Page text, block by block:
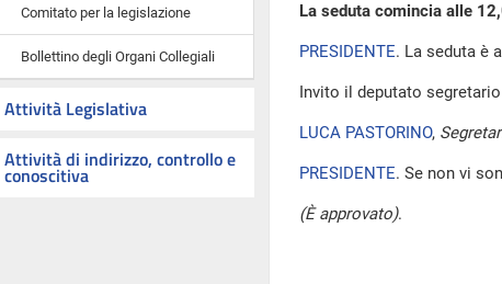
Comitato per la legislazione
Bollettino degli Organi Collegiali
Attività Legislativa
Attività di indirizzo, controllo e
conoscitiva
La seduta comincia alle
PRESIDENTE. La seduta è
Invito il deputato
LUCA PASTORINO,
PRESIDENTE. Se non vi
(È approvato).